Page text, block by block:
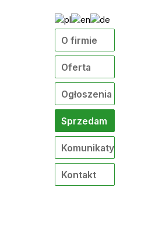
O firmie
Oferta
Ogłoszenia
Sprzedam
Komunikaty
Kontakt